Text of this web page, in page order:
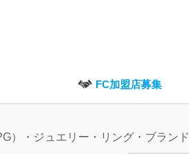
FC加盟店募集
）・ジュエリー・リング・ブランド